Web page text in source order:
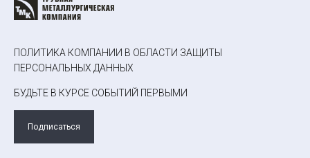
ПОЛИТИКА КОМПАНИИ В ОБЛАСТИ ЗАЩИТЫ
ПЕРСОНАЛЬНЫХ ДАННЫХ
БУДЬТЕ В КУРСЕ СОБЫТИЙ ПЕРВЫМИ
Подписаться